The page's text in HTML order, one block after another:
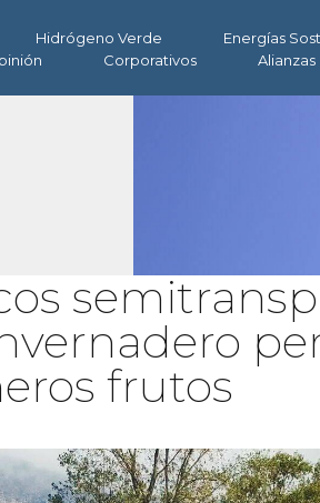
Hidrógeno Verde Energías
Corporativos Alianzas
frutos